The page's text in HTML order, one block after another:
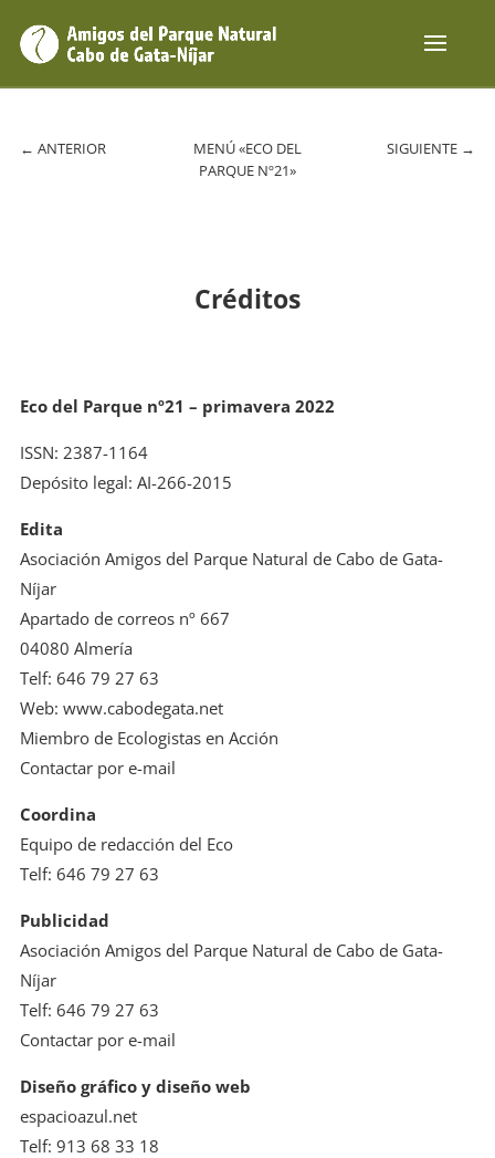
← ANTERIOR
MENÚ «ECO DEL
PARQUE Nº21»
SIGUIENTE →
Créditos
Eco del Parque nº21 – primavera 2022
ISSN: 2387-1164
Depósito legal: AI-266-2015
Edita
Asociación Amigos del Parque Natural de Cabo de Gata-
Níjar
Apartado de correos nº 667
04080 Almería
Telf: 646 79 27 63
Web: www.cabodegata.net
Miembro de Ecologistas en Acción
Contactar por e-mail
Coordina
Equipo de redacción del Eco
Telf: 646 79 27 63
Publicidad
Asociación Amigos del Parque Natural de Cabo de Gata-
Níjar
Telf: 646 79 27 63
Contactar por e-mail
Diseño gráfico y diseño web
espacioazul.net
Telf: 913 68 33 18